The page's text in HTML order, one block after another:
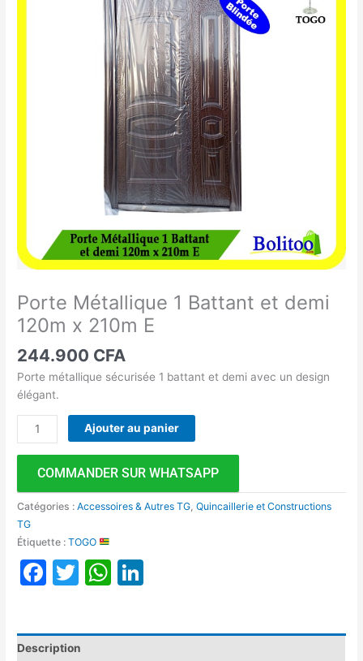
Porte Métallique 1 Battant et demi
120m x 210m E
244.900 CFA
Porte métallique sécurisée 1 battant et demi avec un design
élégant.
Ajouter au panier
COMMANDER SUR WHATSAPP
Catégories :Accessoires & Autres TG ,Quincaillerie et Constructions
TG
Étiquette :TOGO
Facebook
TwitterWhatsApp
Description